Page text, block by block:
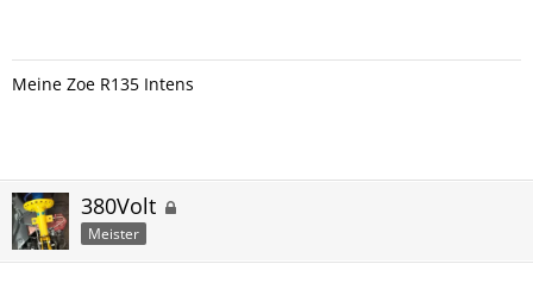
Meine Zoe R135 Intens
380Volt
Meister